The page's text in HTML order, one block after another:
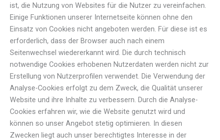
ist, die Nutzung von Websites für die Nutzer zu vereinfachen.
Einige Funktionen unserer Internetseite können ohne den
Einsatz von Cookies nicht angeboten werden. Für diese ist es
erforderlich, dass der Browser auch nach einem
Seitenwechsel wiedererkannt wird. Die durch technisch
notwendige Cookies erhobenen Nutzerdaten werden nicht zur
Erstellung von Nutzerprofilen verwendet. Die Verwendung der
Analyse-Cookies erfolgt zu dem Zweck, die Qualität unserer
Website und ihre Inhalte zu verbessern. Durch die Analyse-
Cookies erfahren wir, wie die Website genutzt wird und
können so unser Angebot stetig optimieren. In diesen
Zwecken liegt auch unser berechtigtes Interesse in der